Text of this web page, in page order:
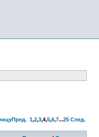
Пред. 1,2,3,4,5,6,7...25 След.